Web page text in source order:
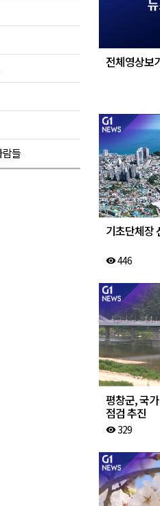
람들
전체영상보
기초단체장
visibility446
평창군, 국
점검 추진
visibility329